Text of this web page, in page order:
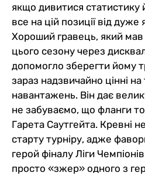
якщо дивитися статистику
все на цій позиції від
Хороший гравець, який мав
цього сезону через
допомогло зберегти йому
зараз надзвичайно цінні
навантажень. Він дає
не забуваємо, що фланги
Гарета Саутгейта. Кревні
старту турніру, адже
герой фіналу Ліги
просто «зжер» одного з